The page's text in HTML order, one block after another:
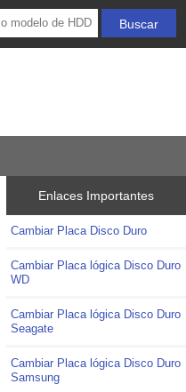
Enlaces Importantes
Cambiar Placa Disco Duro
Cambiar Placa lógica Disco Duro
WD
Cambiar Placa lógica Disco Duro
Seagate
Cambiar Placa lógica Disco Duro
Samsung